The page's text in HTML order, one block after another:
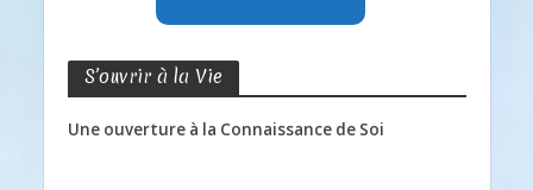
S’ouvrir à la Vie
Une ouverture à la Connaissance de Soi